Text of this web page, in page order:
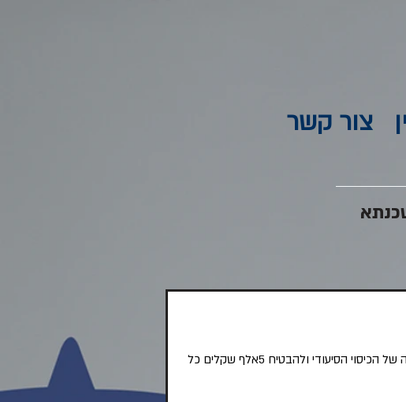
צור קשר
בישראל מספר רב של מקרי שבץ מוחי מדי שנה מעל 15 אלף מקרים , חשוב מאד לרכוש את הפוליסה של הכיסוי הסיעודי ולהבטיח 5אלף שקלים כל